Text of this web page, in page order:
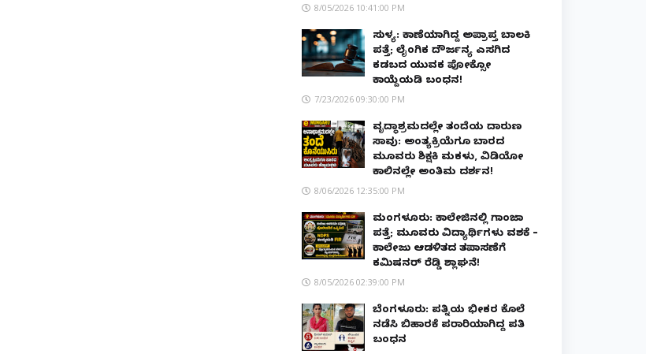
8/05/2026 10:41:00 PM
ಸುಳ್ಯ: ಕಾಣೆಯಾಗಿದ್ದ ಅಪ್ರಾಪ್ತ ಬಾಲಕಿ
ಪತ್ತೆ; ಲೈಂಗಿಕ ದೌರ್ಜನ್ಯ ಎಸಗಿದ
ಕಡಬದ ಯುವಕ ಪೋಕ್ಸೋ
ಕಾಯ್ದೆಯಡಿ ಬಂಧನ!
7/23/2026 09:30:00 PM
ವೃದ್ಧಾಶ್ರಮದಲ್ಲೇ ತಂದೆಯ ದಾರುಣ
ಸಾವು: ಅಂತ್ಯಕ್ರಿಯೆಗೂ ಬಾರದ
ಮೂವರು ಶಿಕ್ಷಕಿ ಮಕಳು, ವಿಡಿಯೋ
ಕಾಲಿನಲ್ಲೇ ಅಂತಿಮ ದರ್ಶನ!
8/06/2026 12:35:00 PM
ಮಂಗಳೂರು: ಕಾಲೇಜಿನಲ್ಲಿ ಗಾಂಜಾ
ಪತ್ತೆ; ಮೂವರು ವಿದ್ಯಾರ್ಥಿಗಳು ವಶಕ್ಕೆ –
ಕಾಲೇಜು ಆಡಳಿತದ ತಪಾಸಣೆಗೆ
ಕಮಿಷನರ್ ರೆಡ್ಡಿ ಶ್ಲಾಘನೆ!
8/05/2026 02:39:00 PM
ಬೆಂಗಳೂರು: ಪತ್ನಿಯ ಭೀಕರ ಕೊಲೆ
ನಡೆಸಿ ಬಿಹಾರಕ್ಕೆ ಪರಾರಿಯಾಗಿದ್ದ ಪತಿ
ಬಂಧನ